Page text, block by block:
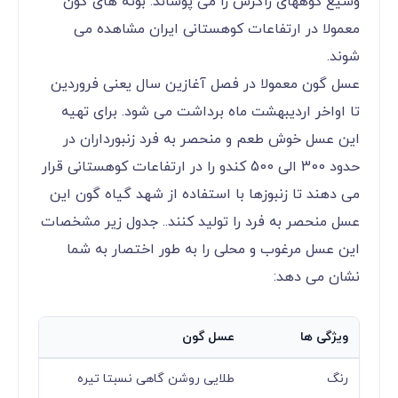
معمولا در ارتفاعات کوهستانی ایران مشاهده می
شوند.
عسل گون معمولا در فصل آغازین سال یعنی فروردین
تا اواخر اردیبهشت ماه برداشت می شود. برای تهیه
این عسل خوش طعم و منحصر به فرد زنبورداران در
حدود 300 الی 500 کندو را در ارتفاعات کوهستانی قرار
می دهند تا زنبوزها با استفاده از شهد گیاه گون این
عسل منحصر به فرد را تولید کنند.. جدول زیر مشخصات
این عسل مرغوب و محلی را به طور اختصار به شما
نشان می دهد:
ویژگی ها عسل گون
رنگ طلایی روشن گاهی نسبتا تیره